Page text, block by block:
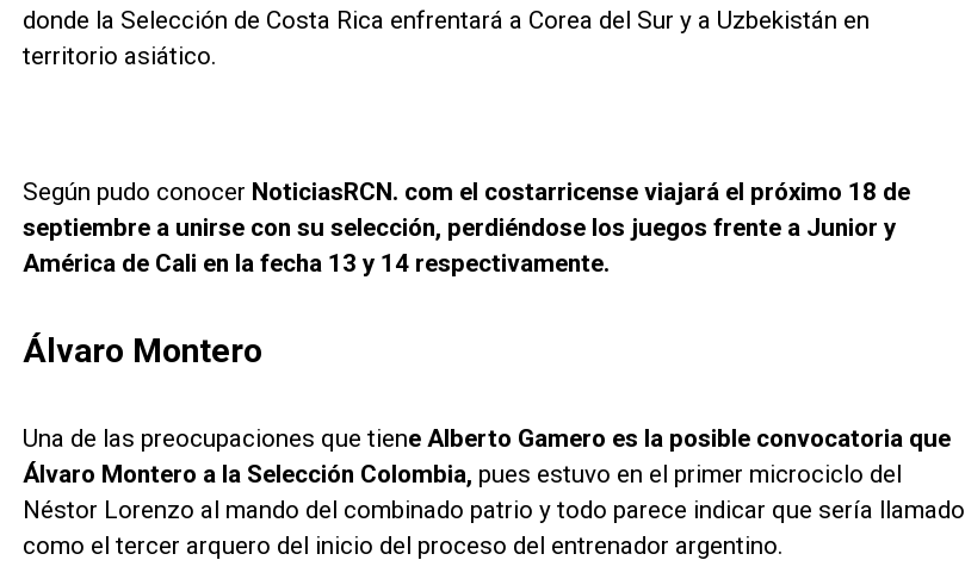
donde la Selección de Costa Rica enfrentará a Corea del Sur y a Uzbekistán en
territorio asiático.
Según pudo conocer NoticiasRCN. com el costarricense viajará el próximo 18 de
septiembre a unirse con su selección, perdiéndose los juegos frente a Junior y
América de Cali en la fecha 13 y 14 respectivamente.
Álvaro Montero
Una de las preocupaciones que tiene Alberto Gamero es la posible convocatoria que
Álvaro Montero a la Selección Colombia, pues estuvo en el primer microciclo del
Néstor Lorenzo al mando del combinado patrio y todo parece indicar que sería llamado
como el tercer arquero del inicio del proceso del entrenador argentino.